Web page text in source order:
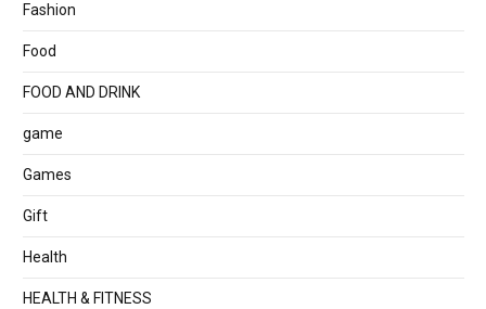
Fashion
Food
FOOD AND DRINK
game
Games
Gift
Health
HEALTH & FITNESS